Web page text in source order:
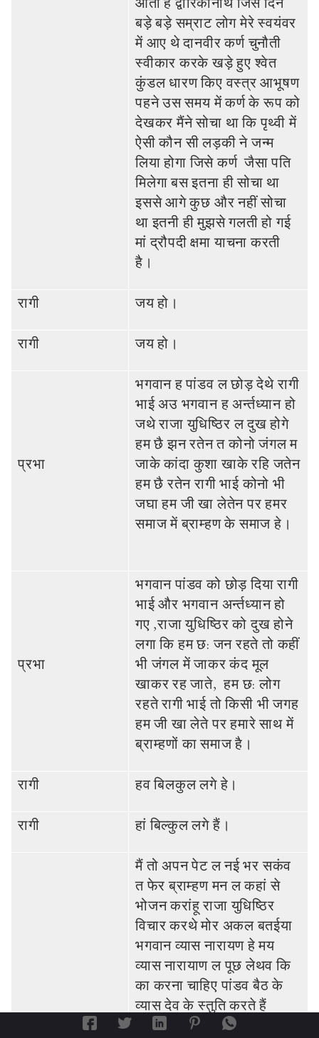
बड़े बड़े सम्राट लोग मेरे स्‍वयंवर
में आए थे दानवीर कर्ण चुनौती
स्‍वीकार करके खड़े हुए श्‍वेत
कुंडल धारण किए वस्‍त्र आभूषण
पहने उस समय में कर्ण के रूप को
देखकर मैंने सोचा था कि पृथ्‍वी में
ऐसी कौन सी लड़की ने जन्‍म
लिया होगा जिसे कर्ण जैसा पति
मिलेगा बस इतना ही सोचा था
इससे आगे कुछ और नहीं सोचा
था इतनी ही मुझसे गलती हो गई
मां द्रौपदी क्षमा याचना करती
है।
रागी जय हो।
रागी जय हो।
प्रभा
भगवान ह पांडव ल छोड़ देथे रागी
भाई अउ भगवान ह अर्न्‍तध्‍यान हो
जथे राजा युधिष्ठिर ल दुख होगे
हम छै झन रतेन त कोनो जंगल म
जाके कांदा कुशा खाके रहि जतेन
हम छै रतेन रागी भाई कोनो भी
जघा हम जी खा लेतेन पर हमर
समाज में ब्राम्‍हण के समाज हे।
प्रभा
भगवान पांडव को छोड़ दिया रागी
भाई और भगवान अर्न्‍तध्‍यान हो
गए ,राजा युधिष्ठिर को दुख होने
लगा कि हम छ: जन रहते तो कहीं
भी जंगल में जाकर कंद मूल
खाकर रह जाते, हम छ: लोग
रहते रागी भाई तो किसी भी जगह
हम जी खा लेते पर हमारे साथ में
ब्राम्‍हणों का समाज है।
रागी हव बिलकुल लगे हे।
रागी हां बिल्‍कुल लगे हैं।
मैं तो अपन पेट ल नई भर सकंव
त फेर ब्राम्‍हण मन ल कहां से
भोजन करांहू राजा युधिष्ठिर
विचार करथे मोर अकल बतईया
भगवान व्‍यास नारायण हे मय
व्‍यास नारायाण ल पूछ लेथव कि
का करना चाहिए पांडव बैठ के
व्‍यास देव के स्‍तुति करते हैं
भगवान व्‍यास नारायण फिर दर्शन